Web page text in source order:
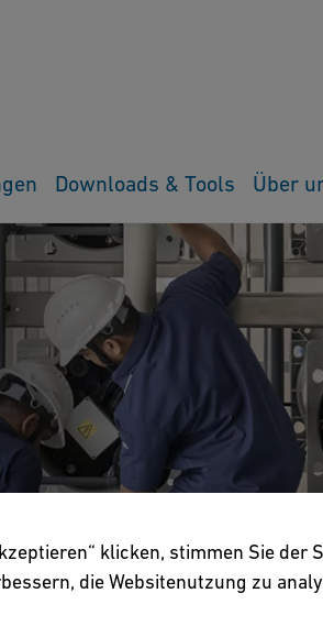
Downloads & Tools Über
klicken, stimmen Sie der
die Websitenutzung zu